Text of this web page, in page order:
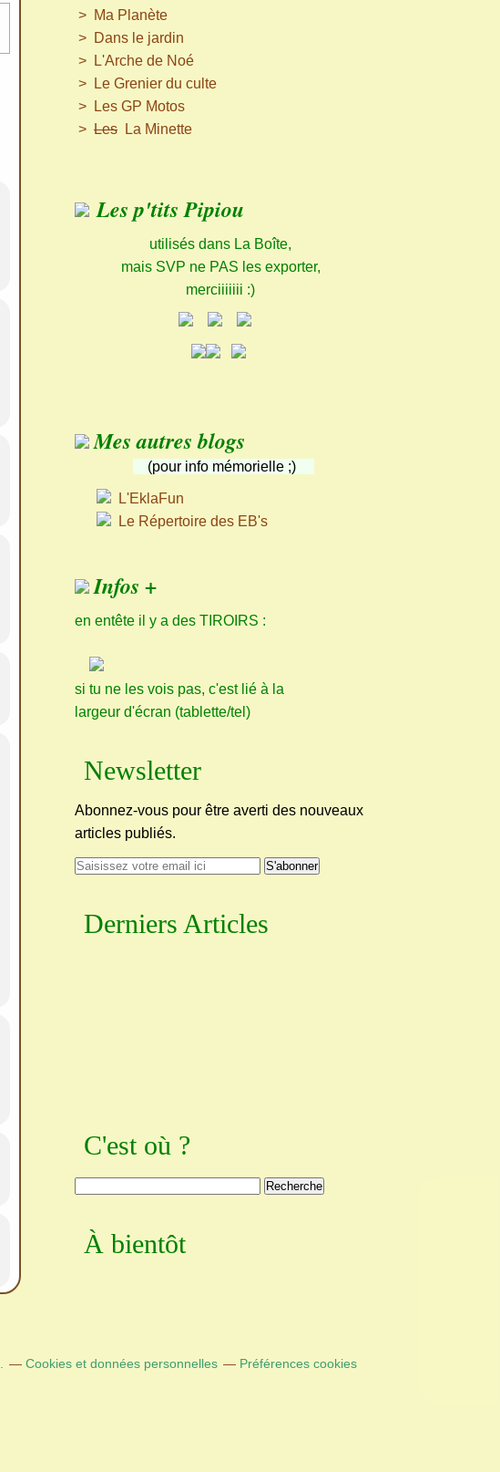
> Ma Planète
> Dans le jardin
>
L'Arche de Noé
>
Le Grenier du culte
>
Les GP Motos
> Les La Minette
Les p'tits Pipiou
utilisés dans La Boîte,
mais SVP ne PAS les exporter,
merciiiiiii :)
Mes autres blogs
(pour info mémorielle ;)
L'EklaFun
Le Répertoire des EB's
Infos +
en entête il y a des TIROIRS :
si tu ne les vois pas, c'est lié à la
largeur d'écran (tablette/tel)
Newsletter
Abonnez-vous pour être averti des nouveaux
articles publiés.
Derniers Articles
C'est où ?
À bientôt
Cookies et données personnelles Préférences cookies